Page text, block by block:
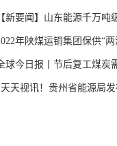
【新要闻】山东能源千万吨级露
年陕煤运销集团保供“两湖
球今日报丨节后复工煤炭需求
天天视讯！贵州省能源局发布《